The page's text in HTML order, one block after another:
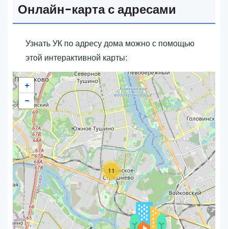
Онлайн-карта с адресами
Узнать УК по адресу дома можно с помощью
этой интерактивной карты:
11
+
−